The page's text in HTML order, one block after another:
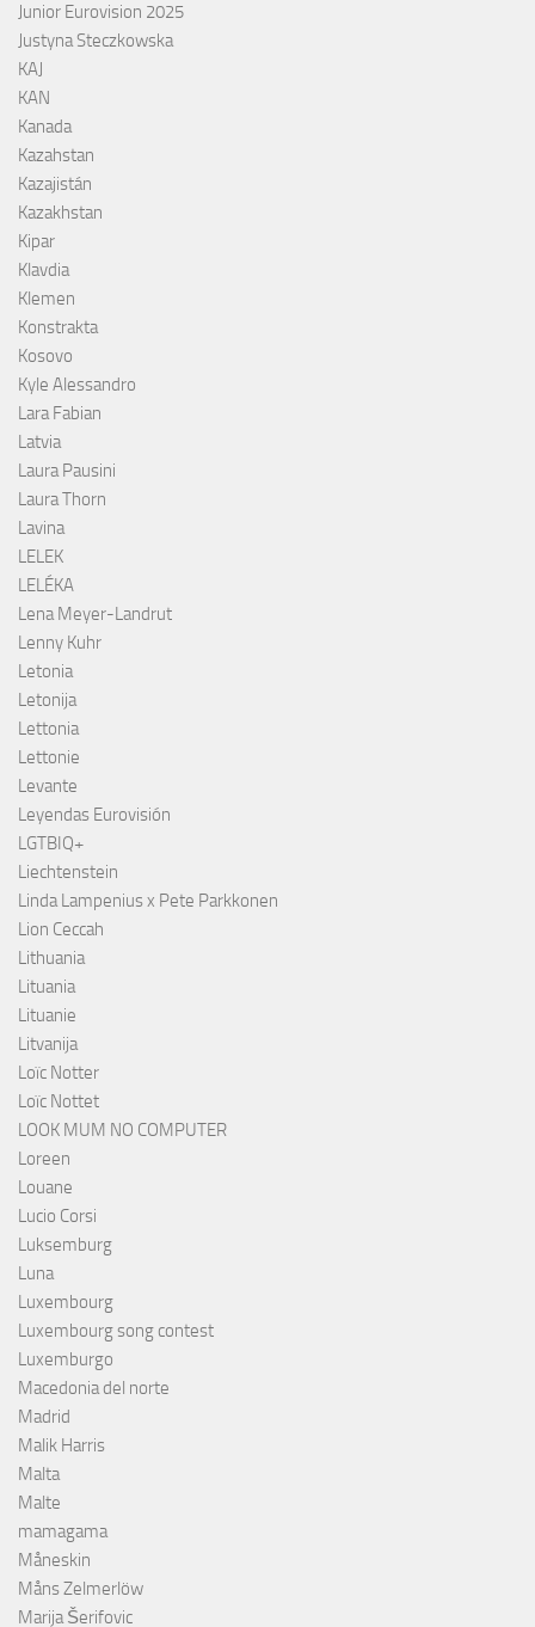
Junior Eurovision 2025
Justyna Steczkowska
KAJ
KAN
Kanada
Kazahstan
Kazajistán
Kazakhstan
Kipar
Klavdia
Klemen
Konstrakta
Kosovo
Kyle Alessandro
Lara Fabian
Latvia
Laura Pausini
Laura Thorn
Lavina
LELEK
LELÉKA
Lena Meyer-Landrut
Lenny Kuhr
Letonia
Letonija
Lettonia
Lettonie
Levante
Leyendas Eurovisión
LGTBIQ+
Liechtenstein
Linda Lampenius x Pete Parkkonen
Lion Ceccah
Lithuania
Lituania
Lituanie
Litvanija
Loïc Notter
Loïc Nottet
LOOK MUM NO COMPUTER
Loreen
Louane
Lucio Corsi
Luksemburg
Luna
Luxembourg
Luxembourg song contest
Luxemburgo
Macedonia del norte
Madrid
Malik Harris
Malta
Malte
mamagama
Måneskin
Måns Zelmerlöw
Marija Šerifovic